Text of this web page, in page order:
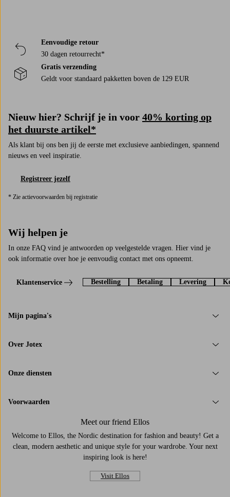
Eenvoudige retour
30 dagen retourrecht*
Gratis verzending
Geldt voor standaard pakketten boven de 129 EUR
Nieuw hier? Schrijf je in voor 40% korting op
het duurste artikel*
Als klant bij ons ben jij de eerste met exclusieve aanbiedingen, spannend
nieuws en veel inspiratie.
Registreer jezelf
* Zie actievoorwaarden bij registratie
Wij helpen je
In onze FAQ vind je antwoorden op veelgestelde vragen. Hier vind je
ook informatie over hoe je eenvoudig contact met ons opneemt.
Klantenservice Bestelling Betaling Levering
Mijn pagina's
Over Jotex
Onze diensten
Voorwaarden
Meet our friend Ellos
Welcome to Ellos, the Nordic destination for fashion and beauty! Get a
clean, modern aesthetic and unique style for your wardrobe. Your next
inspiring look is here!
Visit Ellos